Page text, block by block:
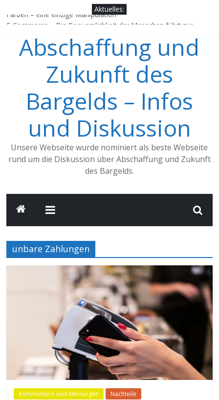
Inhalt
Aktuelles:
Farben – eine einzige Manipulation
digitalisierten Zahlung
China, ein Vorbild für Deutschland?
Jens Weidmann, würdest Du dich als einen Verfechter des
Bargelds bezeichnen?
Google, Apple Pay & Co. – Trend zum Mobile Payment nimmt
Fahrt auf
Abschaffung und
Zukunft des
Bargelds – Infos
und Diskussion
Unsere Webseite wurde nominiert als beste Webseite
rund um die Diskussion über Abschaffung und Zukunft
des Bargelds.
unbare Zahlungen
Kommentare und Meinungen Nachteile